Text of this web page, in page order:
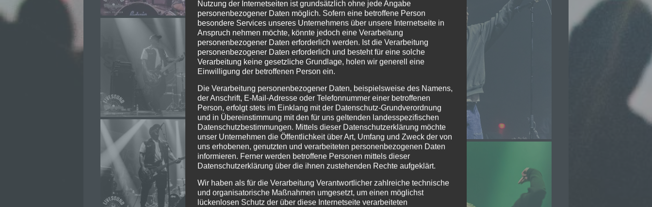
Nutzung der Internetseiten ist grundsätzlich ohne jede Angabe
personenbezogener Daten möglich. Sofern eine betroffene Person
besondere Services unseres Unternehmens über unsere Internetseite in
Anspruch nehmen möchte, könnte jedoch eine Verarbeitung
personenbezogener Daten erforderlich werden. Ist die Verarbeitung
personenbezogener Daten erforderlich und besteht für eine solche
Verarbeitung keine gesetzliche Grundlage, holen wir generell eine
Einwilligung der betroffenen Person ein.
Die Verarbeitung personenbezogener Daten, beispielsweise des Namens,
der Anschrift, E-Mail-Adresse oder Telefonnummer einer betroffenen
Person, erfolgt stets im Einklang mit der Datenschutz-Grundverordnung
und in Übereinstimmung mit den für uns geltenden landesspezifischen
Datenschutzbestimmungen. Mittels dieser Datenschutzerklärung möchte
unser Unternehmen die Öffentlichkeit über Art, Umfang und Zweck der von
uns erhobenen, genutzten und verarbeiteten personenbezogenen Daten
informieren. Ferner werden betroffene Personen mittels dieser
Datenschutzerklärung über die ihnen zustehenden Rechte aufgeklärt.
Wir haben als für die Verarbeitung Verantwortlicher zahlreiche technische
und organisatorische Maßnahmen umgesetzt, um einen möglichst
lückenlosen Schutz der über diese Internetseite verarbeiteten